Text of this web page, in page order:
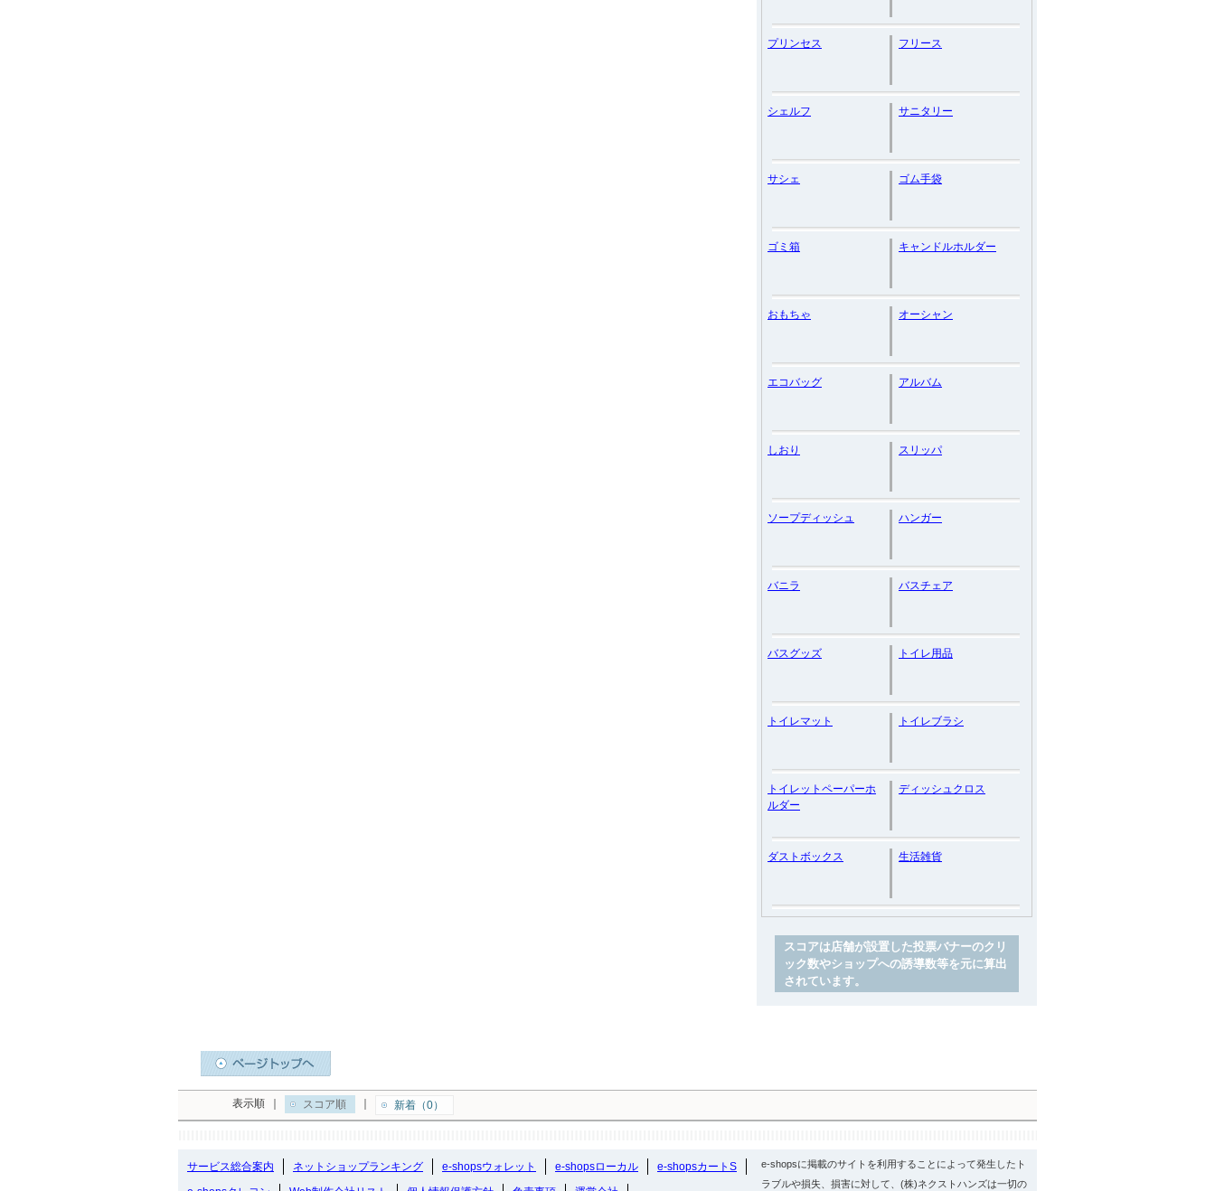
プリンセス フリース
シェルフ サニタリー
サシェ ゴム手袋
ゴミ箱 キャンドルホルダー
おもちゃ オーシャン
エコバッグ アルバム
しおり スリッパ
ソープディッシュ ハンガー
バニラ バスチェア
バスグッズ トイレ用品
トイレマット トイレブラシ
トイレットペーパーホ
ルダー
ディッシュクロス
ダストボックス 生活雑貨
スコアは店舗が設置した投票バナーのクリ
ック数やショップへの誘導数等を元に算出
されています。
表示順 スコア順 新着（0）
サービス総合案内 ネットショップランキング e-shopsウォレット e-shopsローカル
e-shopsカートS
e-shopsに掲載のサイトを利用することによって発生したト
ラブルや損失、損害に対して、(株)ネクストハンズは一切の